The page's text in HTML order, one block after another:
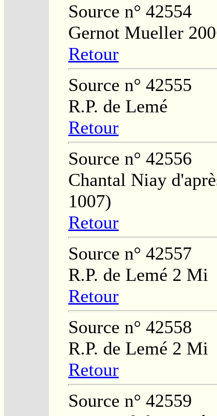
Source n° 42554
Gernot Mueller
Retour
Source n° 42555
R.P. de Lemé
Retour
Source n° 42556
Chantal Niay
1007)
Retour
Source n° 42557
R.P. de Lemé 2 Mi
Retour
Source n° 42558
R.P. de Lemé 2 Mi
Retour
Source n° 42559